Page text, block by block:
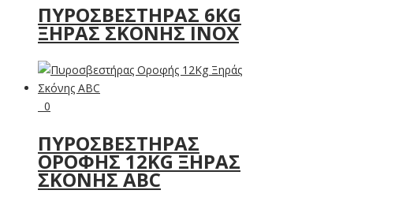
ΠΥΡΟΣΒΕΣΤΉΡΑΣ 6KG
ΞΗΡΆΣ ΣΚΌΝΗΣ INOX
0
ΠΥΡΟΣΒΕΣΤΉΡΑΣ
ΟΡΟΦΉΣ 12KG ΞΗΡΆΣ
ΣΚΌΝΗΣ ABC